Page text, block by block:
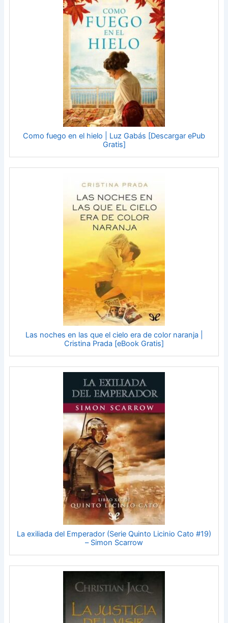
Como fuego en el hielo | Luz Gabás [Descargar ePub
Gratis]
Las noches en las que el cielo era de color naranja |
Cristina Prada [eBook Gratis]
La exiliada del Emperador (Serie Quinto Licinio Cato #19)
– Simon Scarrow